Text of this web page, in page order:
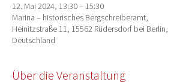
12. Mai 2024, 13:30 – 15:30
Marina – historisches Bergschreiberamt,
Heinitzstraße 11, 15562 Rüdersdorf bei Berlin,
Deutschland
Über die Veranstaltung